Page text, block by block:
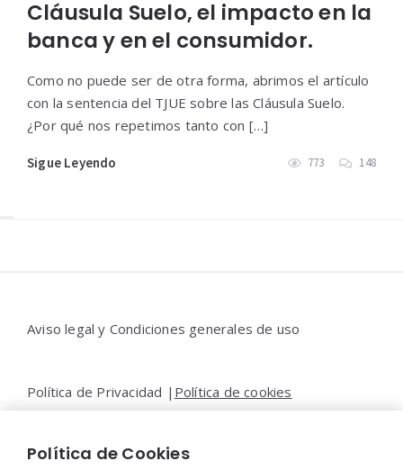
Cláusula Suelo, el impacto en la
banca y en el consumidor.
Como no puede ser de otra forma, abrimos el artículo
con la sentencia del TJUE sobre las Cláusula Suelo.
¿Por qué nos repetimos tanto con […]
Sigue Leyendo 773 148
Aviso legal y Condiciones generales de uso
Política de Privacidad | Política de cookies
Contacto |Moya&Emery
Política de Cookies